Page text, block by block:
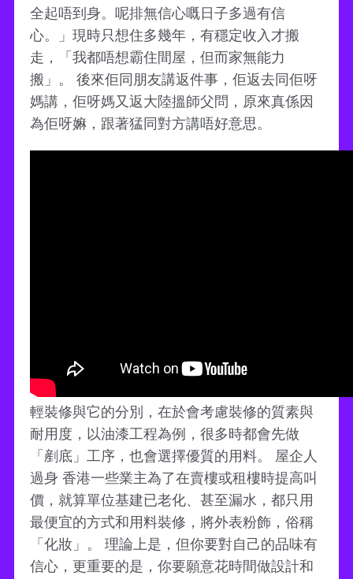
全起唔到身。呢排無信心嘅日子多過有信
心。」現時只想住多幾年，有穩定收入才搬
走，「我都唔想霸住間屋，但而家無能力
搬」。 後來佢同朋友講返件事，佢返去同佢呀
媽講，佢呀媽又返大陸搵師父問，原來真係因
為佢呀嫲，跟著猛同對方講唔好意思。
輕裝修與它的分別，在於會考慮裝修的質素與
耐用度，以油漆工程為例，很多時都會先做
「剷底」工序，也會選擇優質的用料。 屋企人
過身 香港一些業主為了在賣樓或租樓時提高叫
價，就算單位基建已老化、甚至漏水，都只用
最便宜的方式和用料裝修，將外表粉飾，俗稱
「化妝」。 理論上是，但你要對自己的品味有
信心，更重要的是，你要願意花時間做設計和